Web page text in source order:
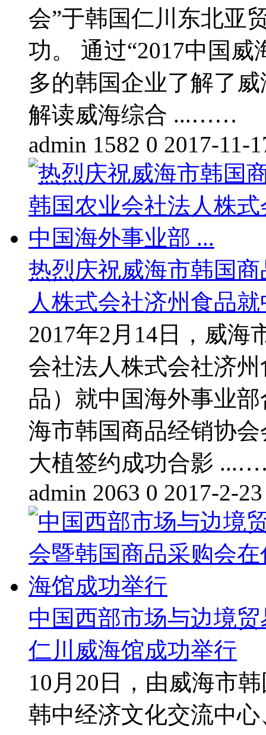
会”于韩国仁川东北亚
功。 通过“2017中国
多的韩国企业了解了
解读威海综合 ...……
admin 1582 0 2017-11-
热烈庆祝威海市韩国
人株式会社济州食品
2017年2月14日，威海
会社法人株式会社济
品）就中国海外事业
海市韩国商品经销协
大植签约成功合影
admin 2063 0 2017-2-
中国西部市场与边境
仁川威海馆成功举行
10月20日，由威海市
韩中经济文化交流中